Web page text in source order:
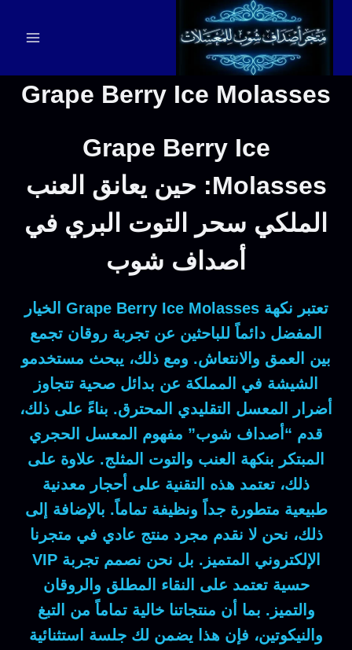
المحتوى
Grape Berry Ice Molasses
Grape Berry Ice
Molasses: حين يعانق العنب
الملكي سحر التوت البري في
أصداف شوب
تعتبر نكهةGrape Berry Ice Molasses الخيار
المفضل دائماً للباحثين عن تجربة روقان تجمع
بين العمق والانتعاش. ومع ذلك، يبحث مستخدمو
الشيشة في المملكة عن بدائل صحية تتجاوز
أضرار المعسل التقليدي المحترق. بناءً على ذلك،
قدم “أصداف شوب” مفهوم المعسل الحجري
المبتكر بنكهة العنب والتوت المثلج. علاوة على
ذلك، تعتمد هذه التقنية على أحجار معدنية
طبيعية متطورة جداً ونظيفة تماماً. بالإضافة إلى
ذلك، نحن لا نقدم مجرد منتج عادي في متجرنا
الإلكتروني المتميز. بل
نحن نصمم تجربة VIP
حسية تعتمد على النقاء المطلق والروقان
والتميز. بما أن منتجاتنا خالية تماماً من التبغ
والنيكوتين، فإن هذا يضمن لك جلسة استثنائية